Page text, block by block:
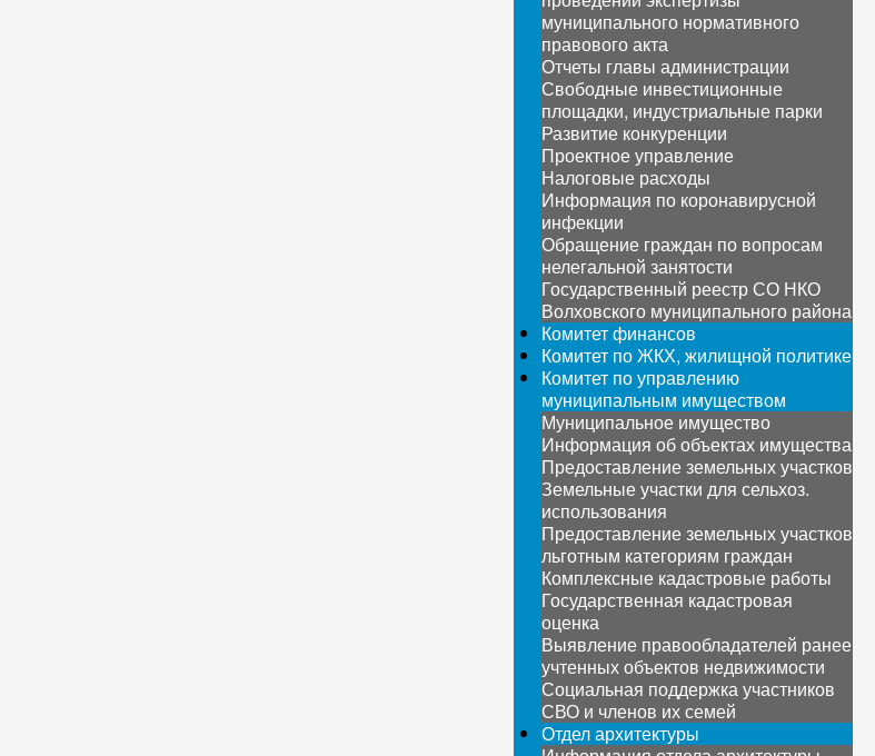
муниципального нормативного
правового акта
Отчеты главы администрации
Свободные инвестиционные
площадки, индустриальные парки
Развитие конкуренции
Проектное управление
Налоговые расходы
Информация по коронавирусной
инфекции
Обращение граждан по вопросам
нелегальной занятости
Государственный реестр СО НКО
Волховского муниципального района
Комитет финансов
Комитет по ЖКХ, жилищной политике
Комитет по управлению
муниципальным имуществом
Муниципальное имущество
Информация об объектах имущества
Предоставление земельных участков
Земельные участки для сельхоз.
использования
Предоставление земельных участков
льготным категориям граждан
Комплексные кадастровые работы
Государственная кадастровая
оценка
Выявление правообладателей ранее
учтенных объектов недвижимости
Социальная поддержка участников
СВО и членов их семей
Отдел архитектуры